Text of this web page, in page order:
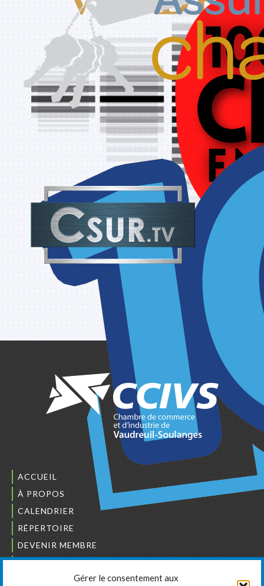
Gérer le consentement aux
ACCUEIL
À PROPOS
CALENDRIER
RÉPERTOIRE
DEVENIR MEMBRE
NOUS JOINDRE
L’ORDRE DES BÂTISSEURS